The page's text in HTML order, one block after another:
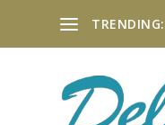
TRENDING: